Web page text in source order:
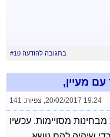
בתגובה להודעה #10
עם מעיין,
20/02/2017 19:24 צפיות: 141
מסויימות. עכשיו